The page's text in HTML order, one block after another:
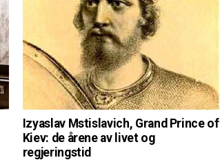
Izyaslav Mstislavich, Grand Prince of
Kiev: de årene av livet og
regjeringstid